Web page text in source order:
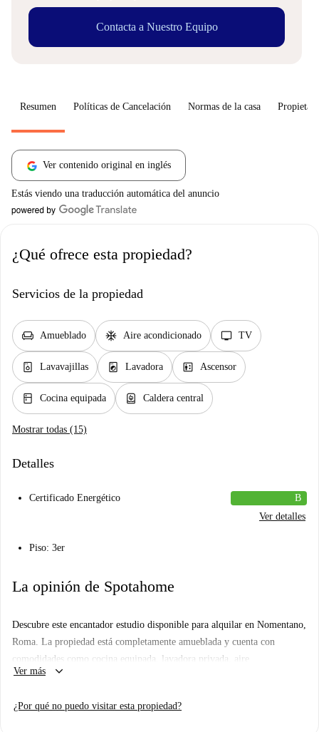
Contacta a Nuestro Equipo
Resumen Políticas de Cancelación Normas de la casa
Ver contenido original en inglés
Estás viendo una traducción automática del anuncio
¿Qué ofrece esta propiedad?
Servicios de la propiedad
chair Amueblado ac_unit Aire acondicionado tv TV
dishwasher_gen Lavavajillas local_laundry_service Lavadora elevator Ascensor
kitchen Cocina equipada water_heater Caldera central
Mostrar todas (15)
Detalles
Certificado Energético
B
Ver detalles
Piso: 3er
La opinión de Spotahome
Descubre este encantador estudio disponible para alquilar en Nomentano,
Roma. La propiedad está completamente amueblada y cuenta con
comodidades como cocina equipada, lavadora privada, aire
acondicionado, calefacción a gas natural y opciones de entretenimiento
garantiza que todos los propietarios se someten a un exhaustivo proceso
Ver más keyboard_arrow_down
¿Por qué no puedo visitar esta propiedad?